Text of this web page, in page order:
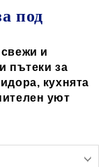
под
и
пътеки за
кухнята
уют